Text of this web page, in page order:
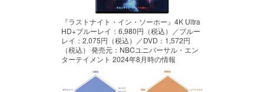
『ラストナイト・イン・ソーホー』4K Ultra
HD+ブルーレイ：6,980円（税込）／ブルー
レイ：2,075円（税込）／DVD：1,572円
（税込） 発売元：NBCユニバーサル・エン
ターテイメント 2024年8月時の情報